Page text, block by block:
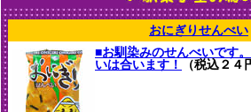
おにぎりせんべい
■お馴染みのせんべいです
いは合います！
（税込２４